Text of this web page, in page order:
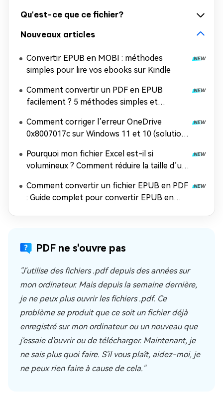
Qu'est-ce que ce fichier?
Nouveaux articles
Convertir EPUB en MOBI : méthodes
simples pour lire vos ebooks sur Kindle
Comment convertir un PDF en EPUB
facilement ? 5 méthodes simples et
Comment corriger l’erreur OneDrive
0x8007017c sur Windows 11 et 10 (solution
Pourquoi mon fichier Excel est-il si
volumineux ? Comment réduire la taille d’un
Comment convertir un fichier EPUB en PDF
: Guide complet pour convertir EPUB en
PDF ne s'ouvre pas
"J'utilise des fichiers .pdf depuis des années sur
mon ordinateur. Mais depuis la semaine dernière,
je ne peux plus ouvrir les fichiers .pdf. Ce
problème se produit que ce soit un fichier déjà
enregistré sur mon ordinateur ou un nouveau que
j'essaie d'ouvrir ou de télécharger. Maintenant, je
ne sais plus quoi faire. S'il vous plaît, aidez-moi, je
ne peux rien faire à cause de cela."